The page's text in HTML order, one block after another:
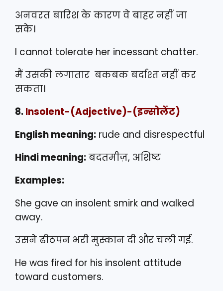
अनवरत बारिश के कारण वे बाहर नहीं जा
सके।
I cannot tolerate her incessant chatter.
मैं उसकी लगातार बकबक बर्दाश्त नहीं कर
सकता।
8.Insolent-(Adjective)-(इन्सोलेंट)
English meaning: rude and disrespectful
Hindi meaning:बदतमीज़, अशिष्ट
Examples:
She gave an insolent smirk and walked
away.
उसने ढीठपन भरी मुस्कान दी और चली गई.
He was fired for his insolent attitude
toward customers.